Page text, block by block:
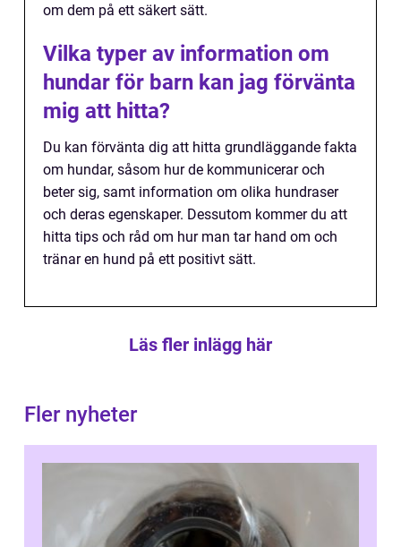
om dem på ett säkert sätt.
Vilka typer av information om
hundar för barn kan jag förvänta
mig att hitta?
Du kan förvänta dig att hitta grundläggande fakta
om hundar, såsom hur de kommunicerar och
beter sig, samt information om olika hundraser
och deras egenskaper. Dessutom kommer du att
hitta tips och råd om hur man tar hand om och
tränar en hund på ett positivt sätt.
Läs fler inlägg här
Fler nyheter